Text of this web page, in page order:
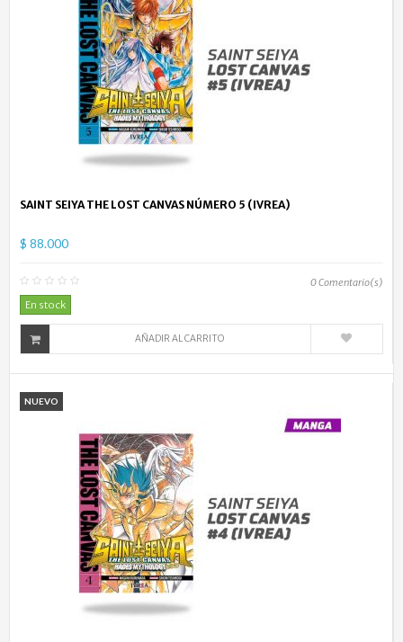
SAINT SEIYA THE LOST CANVAS NÚMERO 5 (IVREA)
$ 88.000
0Comentario(s)
En stock
AÑADIR AL CARRITO
NUEVO